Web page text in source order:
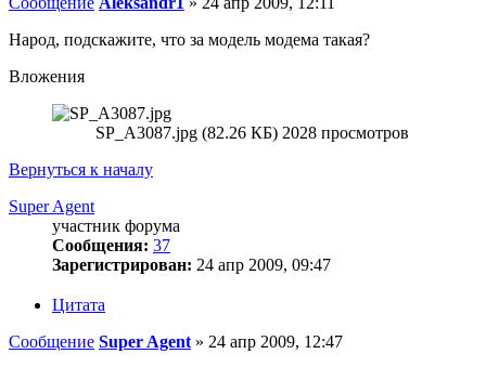
Народ, подскажите, что за модель модема такая?
Вложения
SP_A3087.jpg (82.26 КБ) 2028 просмотров
Вернуться к началу
Super Agent
участник форума
Сообщения: 37
Зарегистрирован: 24 апр 2009, 09:47
Цитата
Сообщение Super Agent » 24 апр 2009, 12:47